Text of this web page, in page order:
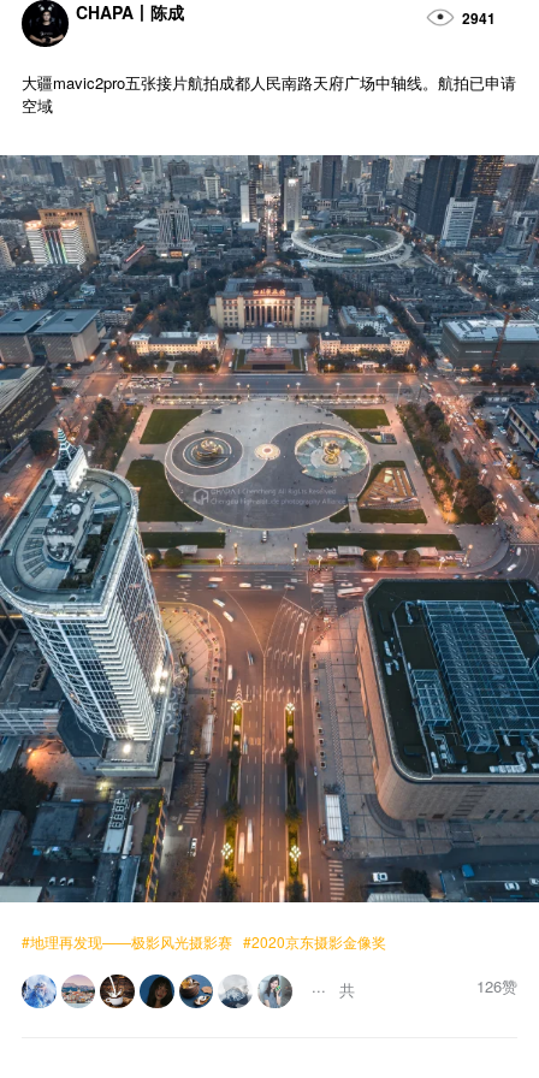
CHAPA丨陈成 2941
大疆mavic2pro五张接片航拍成都人民南路天府广场中轴线。航拍已申请
空域
#地理再发现——极影风光摄影赛 #2020京东摄影金像奖
共 126赞